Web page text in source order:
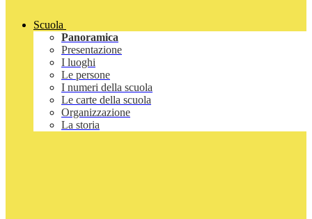
Scuola
Panoramica
Presentazione
I luoghi
Le persone
I numeri della scuola
Le carte della scuola
Organizzazione
La storia